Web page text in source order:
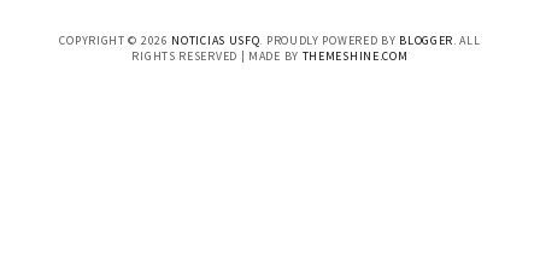
COPYRIGHT © 2026 NOTICIAS USFQ. PROUDLY POWERED BY BLOGGER. ALL
RIGHTS RESERVED | MADE BY THEMESHINE.COM